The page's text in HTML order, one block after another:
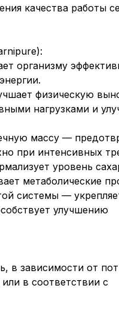
качества работы
организму
физическую
нагрузками и
массу —
при интенсивных
уровень
метаболические
системы —
улучшению
в зависимости от
в соответствии с